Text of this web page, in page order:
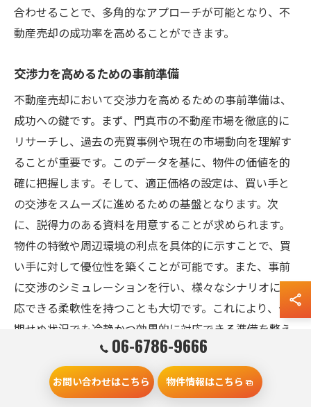
合わせることで、多角的なアプローチが可能となり、不
動産売却の成功率を高めることができます。
交渉力を高めるための事前準備
不動産売却において交渉力を高めるための事前準備は、
成功への鍵です。まず、門真市の不動産市場を徹底的に
リサーチし、過去の売買事例や現在の市場動向を理解す
ることが重要です。このデータを基に、物件の価値を的
確に把握します。そして、適正価格の設定は、買い手と
の交渉をスムーズに進めるための基盤となります。次
に、説得力のある資料を用意することが求められます。
物件の特徴や周辺環境の利点を具体的に示すことで、買
い手に対して優位性を築くことが可能です。また、事前
に交渉のシミュレーションを行い、様々なシナリオに対
応できる柔軟性を持つことも大切です。これにより、予
期せぬ状況でも冷静かつ効果的に対応できる準備を整え
ることができます。
契約書の確認ポイントとリーガルアドバイス
06-6786-9666
お問い合わせはこちら 物件情報はこちら